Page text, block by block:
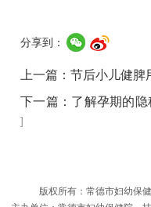
分享到：
上一篇：节后小儿健脾
下一篇： 了解孕期的
]
版权所有：常德市妇幼保